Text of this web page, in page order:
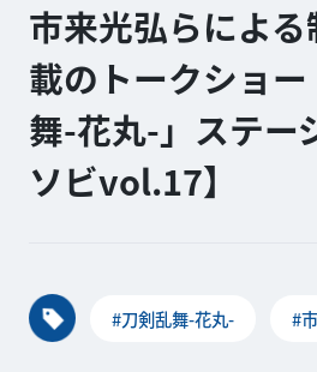
市来光弘らによ
載のトークショ
舞-花丸-」ステ
ソビvol.17】
#刀剣乱舞-花丸- #